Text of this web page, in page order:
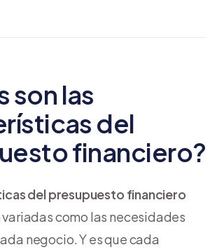
son las
del
financiero?
del presupuesto financiero
como las necesidades
negocio. Y es que cada